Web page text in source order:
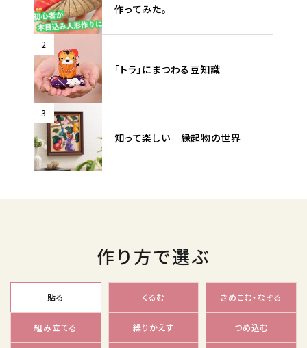
作ってみた。
2
「トラ」にまつわる豆知識
3
知って楽しい 縁起物の世界
作り方で選ぶ
貼る くるむ きめこむ・なぞる
組み立てる 繰りかえす つめ込む